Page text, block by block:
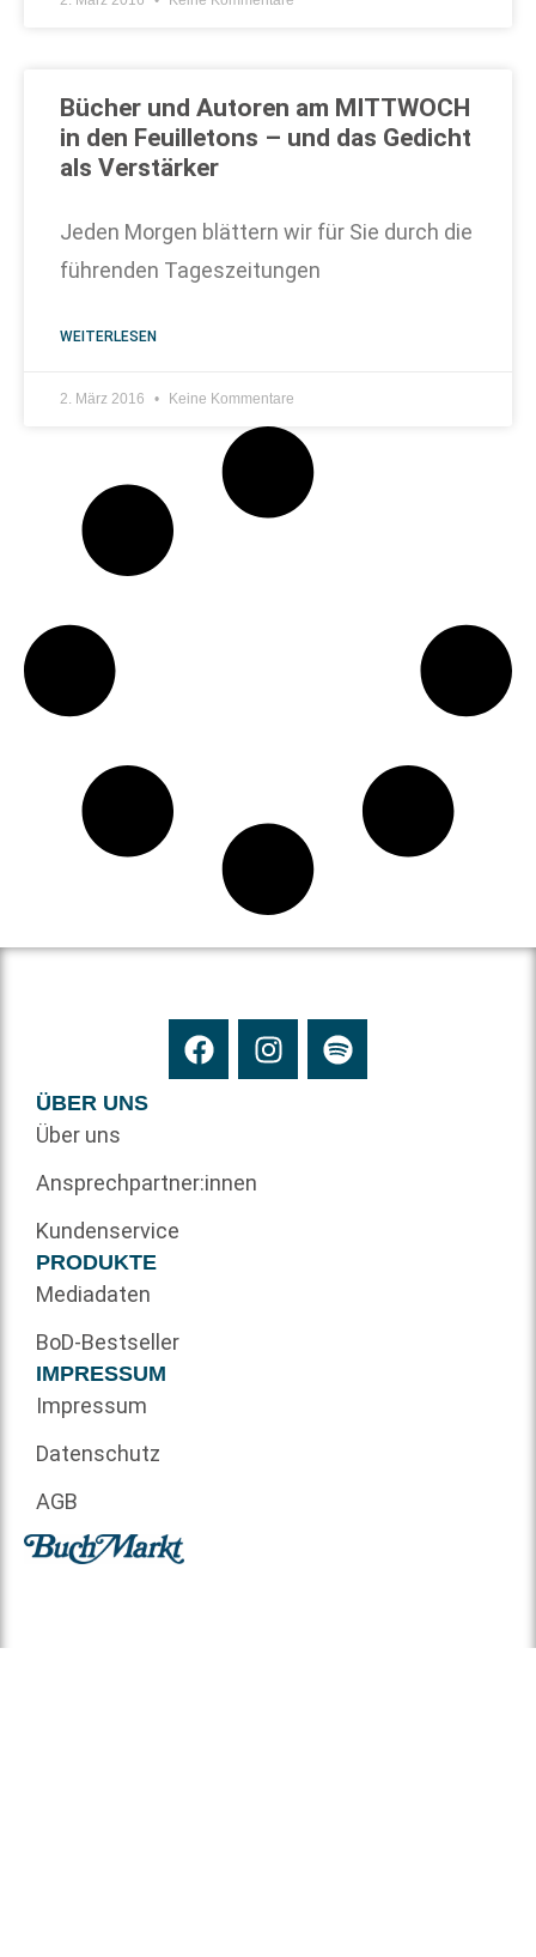
Bücher und Autoren am MITTWOCH
in den Feuilletons – und das Gedicht
als Verstärker
Jeden Morgen blättern wir für Sie durch die
führenden Tageszeitungen
WEITERLESEN
2. März 2016 Keine Kommentare
ÜBER UNS
Über uns
Ansprechpartner:innen
Kundenservice
PRODUKTE
Mediadaten
BoD-Bestseller
IMPRESSUM
Impressum
Datenschutz
AGB